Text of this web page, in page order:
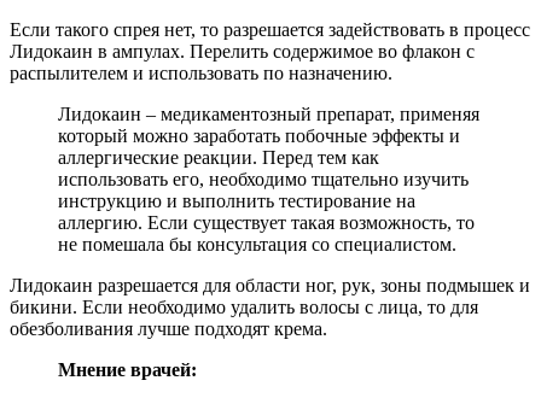
Если такого спрея нет, то разрешается задействовать в процесс
Лидокаин в ампулах. Перелить содержимое во флакон с
распылителем и использовать по назначению.
Лидокаин – медикаментозный препарат, применяя
который можно заработать побочные эффекты и
аллергические реакции. Перед тем как
использовать его, необходимо тщательно изучить
инструкцию и выполнить тестирование на
аллергию. Если существует такая возможность, то
не помешала бы консультация со специалистом.
Лидокаин разрешается для области ног, рук, зоны подмышек и
бикини. Если необходимо удалить волосы с лица, то для
обезболивания лучше подходят крема.
Мнение врачей: